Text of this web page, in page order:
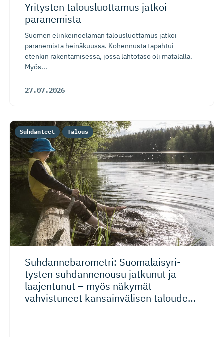
Yritysten talousluottamus jatkoi
paranemista
Suomen elinkeinoelämän talousluottamus jatkoi
paranemista heinäkuussa. Kohennusta tapahtui
etenkin rakentamisessa, jossa lähtötaso oli matalalla.
Myös...
27.07.2026
Suhdanneba­ro­metri: Suomalaisy­ri­
tysten suhdannenousu jatkunut ja
laajentunut – myös näkymät
vahvistuneet kansainvälisen talouden
Suhdanteet Talous